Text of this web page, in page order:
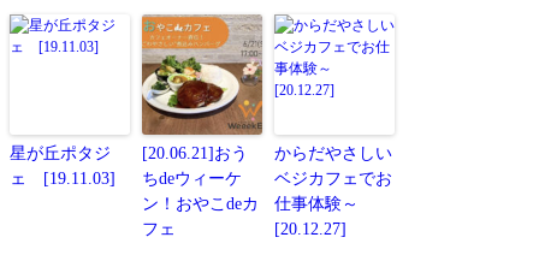
星が丘ポタジ
ェ [19.11.03]
[20.06.21]おう
ちdeウィーケ
ン！おやこdeカ
フェ
からだやさしい
ベジカフェでお
仕事体験～
[20.12.27]